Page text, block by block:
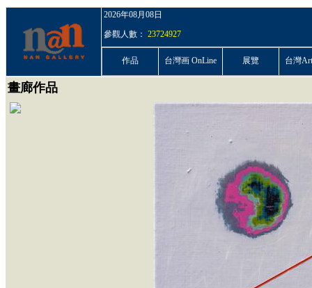
2026年08月08日
參觀人數： 23724927
作品 台灣画 OnLine 展覽 台灣
畫廊作品